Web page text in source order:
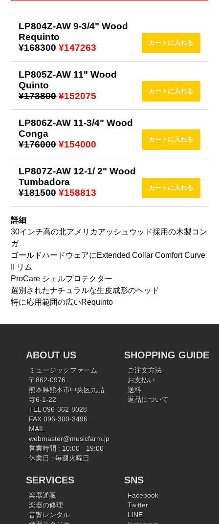
LP804Z-AW 9-3/4" Wood
Requinto
¥168300 ¥147263
LP805Z-AW 11" Wood
Quinto
¥173800 ¥152075
LP806Z-AW 11-3/4" Wood
Conga
¥176000 ¥154000
LP807Z-AW 12-1/ 2" Wood
Tumbadora
¥181500 ¥158813
詳細
30インチ高の北アメリカアッシュウッド採用の木製コン
ガ
ゴールドハードウェアにExtended Collar Comfort Curve
II リム
ProCare シェルプロテクター
選別されたナチュラルな生皮成形のヘッド
特に応用範囲の広いRequinto
ABOUT US
ミュージックファーム
〒862-0976
熊本県熊本市中央区九品
寺6-1-22
TEL 096-362-8028
FAX 096-300-3496
MAIL
webmaster@musicfarm.jp
営業時間 : 10:00 - 19:00
休業日 : 毎週火曜日
SHOPPING GUIDE
ご注文方法
お支払い
送料
返品について
SERVICES
楽器通販
楽器の修理
音響レンタル
SNS
Facebook
Twitter
LINE